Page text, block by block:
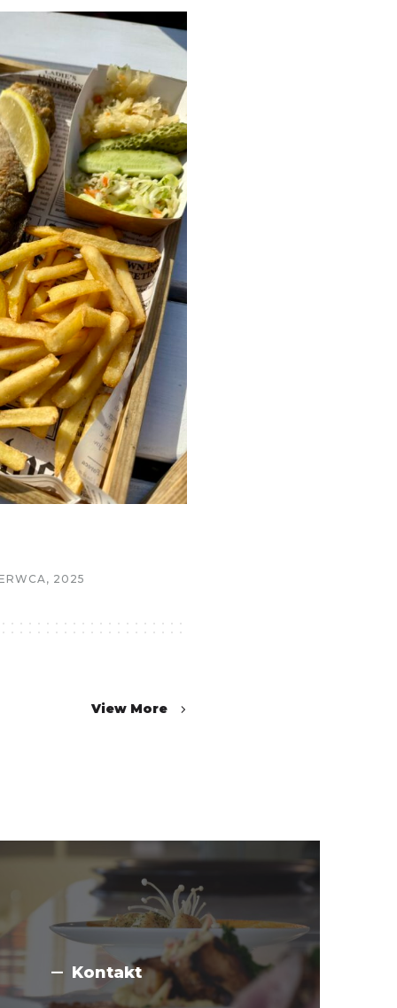
2025
View More
Kontakt